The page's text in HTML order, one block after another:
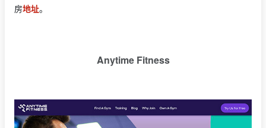
房地址。
Anytime Fitness